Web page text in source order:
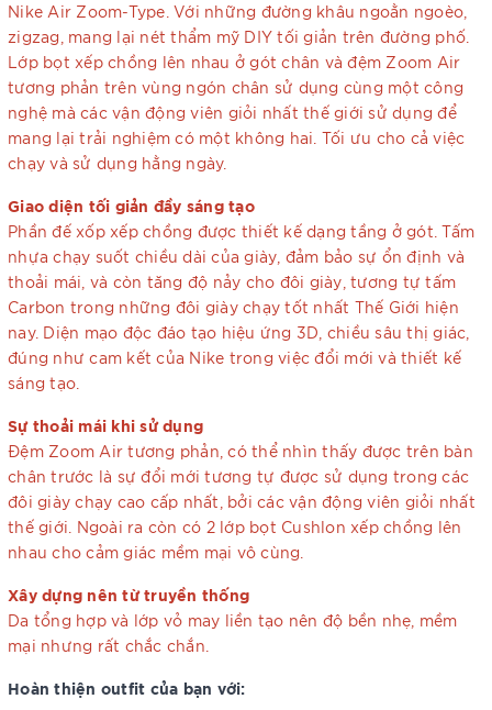
Nike Air Zoom-Type. Với những đường khâu ngoằn ngoèo,
zigzag, mang lại nét thẩm mỹ DIY tối giản trên đường phố.
Lớp bọt xếp chồng lên nhau ở gót chân và đệm Zoom Air
tương phản trên vùng ngón chân sử dụng cùng một công
nghệ mà các vận động viên giỏi nhất thế giới sử dụng để
mang lại trải nghiệm có một không hai. Tối ưu cho cả việc
chạy và sử dụng hằng ngày.
Giao diện tối giản đầy sáng tạo
Phần đế xốp xếp chồng được thiết kế dạng tầng ở gót. Tấm
nhựa chạy suốt chiều dài của giày, đảm bảo sự ổn định và
thoải mái, và còn tăng độ nảy cho đôi giày, tương tự tấm
Carbon trong những đôi giày chạy tốt nhất Thế Giới hiện
nay. Diện mạo độc đáo tạo hiệu ứng 3D, chiều sâu thị giác,
đúng như cam kết của Nike trong việc đổi mới và thiết kế
sáng tạo.
Sự thoải mái khi sử dụng
Đệm Zoom Air tương phản, có thể nhìn thấy được trên bàn
chân trước là sự đổi mới tương tự được sử dụng trong các
đôi giày chạy cao cấp nhất, bởi các vận động viên giỏi nhất
thế giới. Ngoài ra còn có 2 lớp bọt Cushlon xếp chồng lên
nhau cho cảm giác mềm mại vô cùng.
Xây dựng nên từ truyền thống
Da tổng hợp và lớp vỏ may liền tạo nên độ bền nhẹ, mềm
mại nhưng rất chắc chắn.
Hoàn thiện outfit của bạn với: